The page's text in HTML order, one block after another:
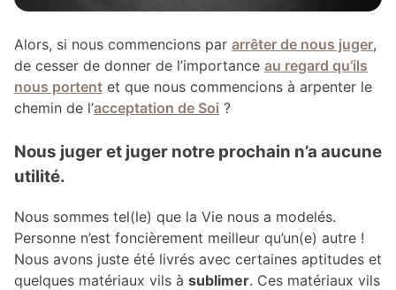
Alors, si nous commencions par arrêter de nous juger,
de cesser de donner de l’importance au regard qu’ils
nous portent et que nous commencions à arpenter le
chemin de l’acceptation de Soi ?
Nous juger et juger notre prochain n’a aucune
utilité.
Nous sommes tel(le) que la Vie nous a modelés.
Personne n’est foncièrement meilleur qu’un(e) autre !
Nous avons juste été livrés avec certaines aptitudes et
quelques matériaux vils à sublimer. Ces matériaux vils